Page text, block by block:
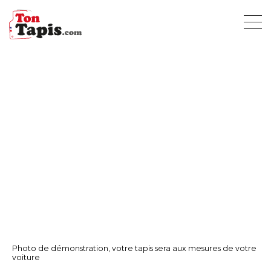
Photo de démonstration, votre tapis sera aux mesures de votre
voiture